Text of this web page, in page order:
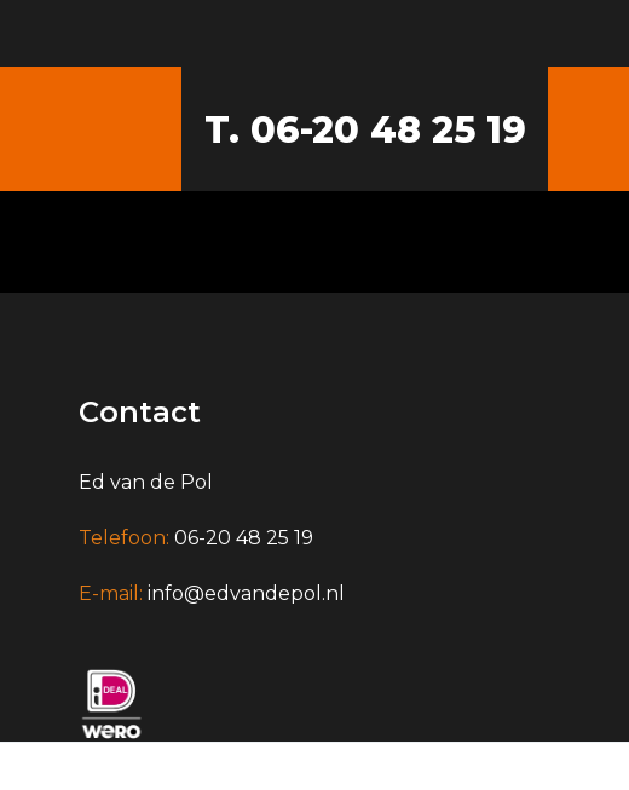
T. 06-20 48 25 19
Contact
Ed van de Pol
Telefoon: 06-20 48 25 19
E-mail: info@edvandepol.nl